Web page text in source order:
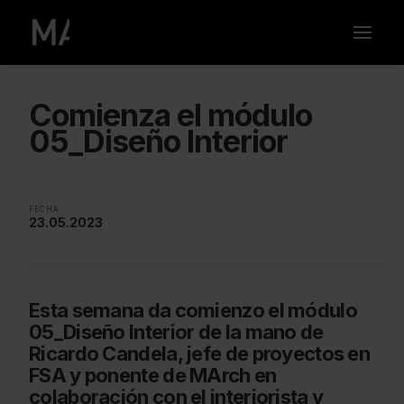
Comienza el módulo
05_Diseño Interior
FECHA
23.05.2023
Esta semana da comienzo el módulo
05_Diseño Interior de la mano de
Ricardo Candela, jefe de proyectos en
FSA y ponente de MArch en
colaboración con el interiorista y